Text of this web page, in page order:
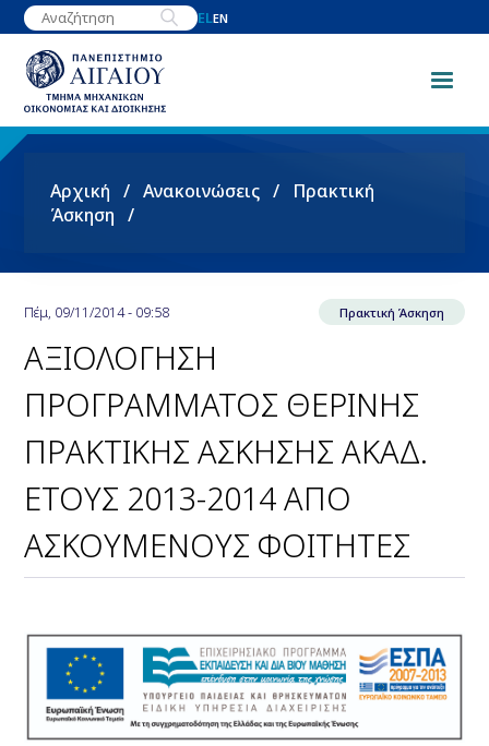
Παράκαμψη
προς
κυρίως
περιεχόμενο
ELEN
Breadcrumb
Αρχική Ανακοινώσεις
Πρακτική
Άσκηση
Πέμ, 09/11/2014 - 09:58 Πρακτική Άσκηση
ΑΞΙΟΛΟΓΗΣΗ
ΠΡΟΓΡΑΜΜΑΤΟΣ ΘΕΡΙΝΗΣ
ΠΡΑΚΤΙΚΗΣ ΑΣΚΗΣΗΣ ΑΚΑΔ.
ΕΤΟΥΣ 2013-2014 ΑΠΟ
ΑΣΚΟΥΜΕΝΟΥΣ ΦΟΙΤΗΤΕΣ